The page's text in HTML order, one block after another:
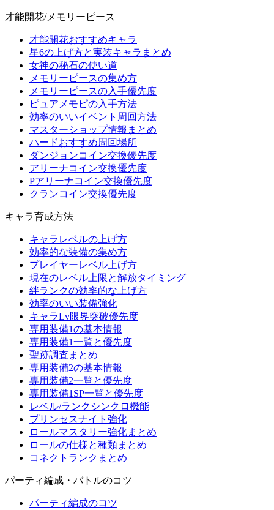
才能開花/メモリーピース
才能開花おすすめキャラ
星6の上げ方と実装キャラまとめ
女神の秘石の使い道
メモリーピースの集め方
メモリーピースの入手優先度
ピュアメモピの入手方法
効率のいいイベント周回方法
マスターショップ情報まとめ
ハードおすすめ周回場所
ダンジョンコイン交換優先度
アリーナコイン交換優先度
Pアリーナコイン交換優先度
クランコイン交換優先度
キャラ育成方法
キャラレベルの上げ方
効率的な装備の集め方
プレイヤーレベル上げ方
現在のレベル上限と解放タイミング
絆ランクの効率的な上げ方
効率のいい装備強化
キャラLv限界突破優先度
専用装備1の基本情報
専用装備1一覧と優先度
聖跡調査まとめ
専用装備2の基本情報
専用装備2一覧と優先度
専用装備1SP一覧と優先度
レベル/ランクシンクロ機能
プリンセスナイト強化
ロールマスタリー強化まとめ
ロールの仕様と種類まとめ
コネクトランクまとめ
パーティ編成・バトルのコツ
パーティ編成のコツ